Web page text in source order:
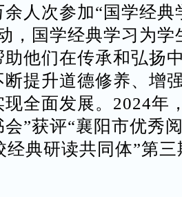
余人次参加“国学经
，国学经典学习为学
他们在传承和弘扬
提升道德修养、增
全面发展。2024年
”获评“襄阳市优秀
经典研读共同体”第